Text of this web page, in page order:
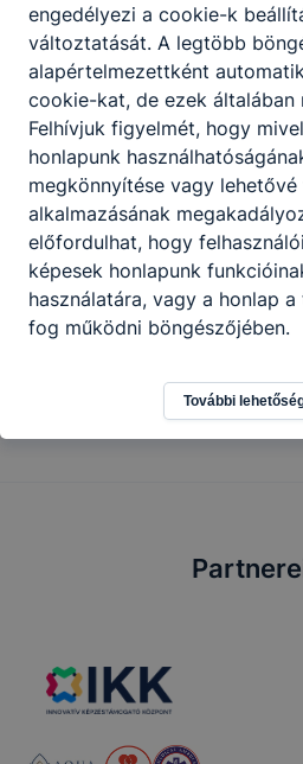
Gyógyszerészet
Általános ápolási és
asszisztens
Ápolás és szülésznőképzés
engedélyezi a cookie-k
változtatását. A legtöbb
alapértelmezettként
cookie-kat, de ezek
Felhívjuk figyelmét, hogy
honlapunk
megkönnyítése vagy
alkalmazásának
előfordulhat, hogy
képesek honlapunk
használatára, vagy a honlap
fog működni böngészőjében.
További